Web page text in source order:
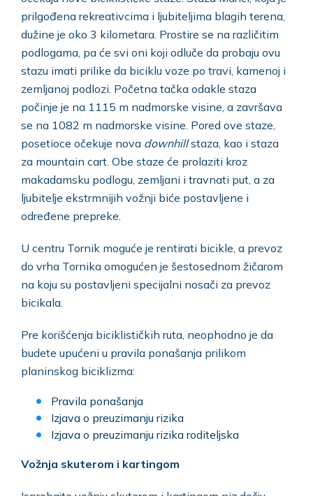
prilgođena rekreativcima i ljubiteljima blagih terena,
dužine je oko 3 kilometara. Prostire se na različitim
podlogama, pa će svi oni koji odluče da probaju ovu
stazu imati prilike da biciklu voze po travi, kamenoj i
zemljanoj podlozi. Početna tačka odakle staza
počinje je na 1115 m nadmorske visine, a završava
se na 1082 m nadmorske visine. Pored ove staze,
posetioce očekuje nova downhillstaza, kao i staza
za mountain cart. Obe staze će prolaziti kroz
makadamsku podlogu, zemljani i travnati put, a za
ljubitelje ekstrmnijih vožnji biće postavljene i
određene prepreke.
U centru Tornik moguće je rentirati bicikle, a prevoz
do vrha Tornika omogućen je šestosednom žičarom
na koju su postavljeni specijalni nosači za prevoz
bicikala.
Pre korišćenja biciklističkih ruta, neophodno je da
budete upućeni u pravila ponašanja prilikom
planinskog biciklizma:
Pravila ponašanja
Izjava o preuzimanju rizika
Izjava o preuzimanju rizika roditeljska
Vožnja skuterom i kartingom